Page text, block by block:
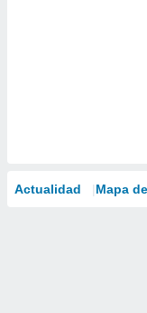
Actualidad Mapa